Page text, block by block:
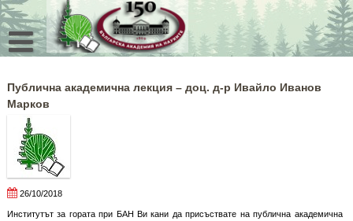
Skip
to
content
Публична академична лекция – доц. д-р Ивайло Иванов
Марков
26/10/2018
Институтът за гората при БАН Ви кани да присъствате на публична академична